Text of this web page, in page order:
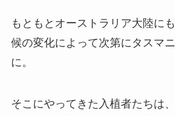
もともとオーストラリア大陸に
候の変化によって次第にタスマ
に。
そこにやってきた入植者たちは